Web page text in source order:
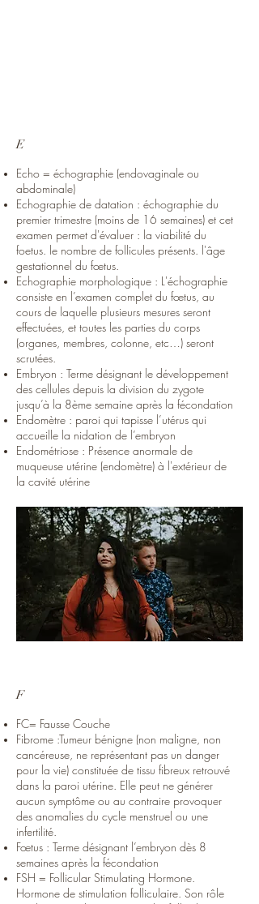
E
Echo = échographie (endovaginale ou
abdominale)
Echographie de datation : échographie du
premier trimestre (moins de 16 semaines) et cet
examen permet d'évaluer : la viabilité du
foetus. le nombre de follicules présents. l'âge
gestationnel du fœtus.
Echographie morphologique : L'échographie
consiste en l’examen complet du fœtus, au
cours de laquelle plusieurs mesures seront
effectuées, et toutes les parties du corps
(organes, membres, colonne, etc…) seront
scrutées.
Embryon : Terme désignant le développement
des cellules depuis la division du zygote
jusqu’à la 8ème semaine après la fécondation
Endomètre : paroi qui tapisse l’utérus qui
accueille la nidation de l’embryon
Endométriose : Présence anormale de
muqueuse utérine (endomètre) à l'extérieur de
la cavité utérine
F
FC= Fausse Couche
Fibrome :Tumeur bénigne (non maligne, non
cancéreuse, ne représentant pas un danger
pour la vie) constituée de tissu fibreux retrouvé
dans la paroi utérine. Elle peut ne générer
aucun symptôme ou au contraire provoquer
des anomalies du cycle menstruel ou une
infertilité.
Fœtus : Terme désignant l’embryon dès 8
semaines après la fécondation
FSH = Follicular Stimulating Hormone.
Hormone de stimulation folliculaire. Son rôle